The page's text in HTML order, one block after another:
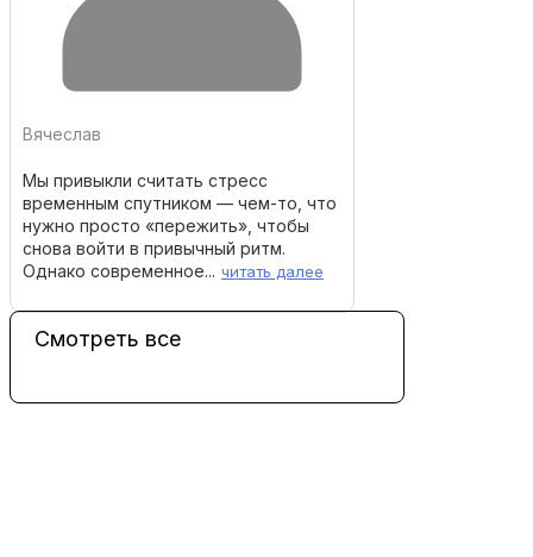
Смотреть все
Вячеслав
Мы привыкли считать стресс
временным спутником — чем-то, что
нужно просто «пережить», чтобы
снова войти в привычный ритм.
Однако современное... читать далее